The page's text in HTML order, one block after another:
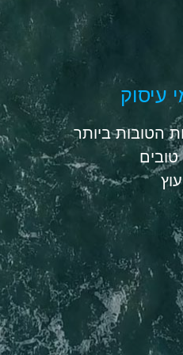
עיסוק
הטובות ביותר